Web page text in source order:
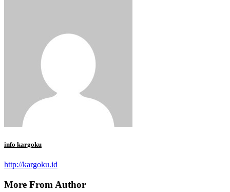
info kargoku
http://kargoku.id
More From Author